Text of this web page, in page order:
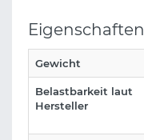
Eigenschaften
Gewicht
Belastbarkeit laut
Hersteller